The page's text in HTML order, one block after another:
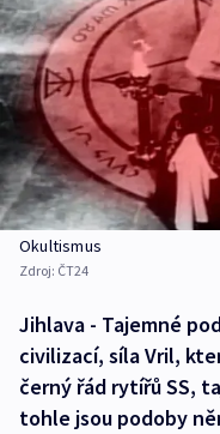
Okultismus
Zdroj: ČT24
Jihlava - Tajemné
civilizací, síla Vril,
černý řád rytířů SS,
tohle jsou podoby